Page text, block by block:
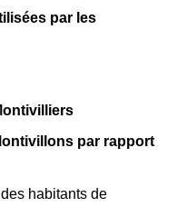
par les
par rapport
habitants de